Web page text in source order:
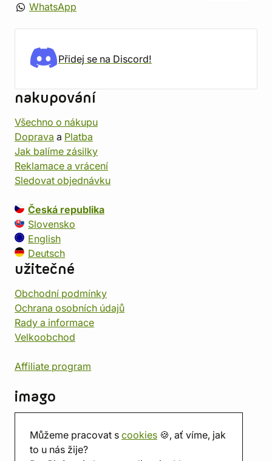
Můžeme pracovat s cookies 🍪, ať víme, jak
to u nás žije?
WhatsApp
Přidej se na Discord!
nakupování
Všechno o nákupu
Doprava a Platba
Jak balíme zásilky
Reklamace a vrácení
Sledovat objednávku
Česká republika
Slovensko
English
Deutsch
užitečné
Obchodní podmínky
Ochrana osobních údajů
Rady a informace
Velkoobchod
Affiliate program
imago
Prodejna
Herna